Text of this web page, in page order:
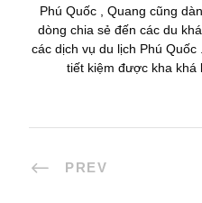
Phú Quốc , Quang cũng
dòng chia sẻ đến các du
các dịch vụ du lịch Phú
tiết kiệm được kha khá
PREV